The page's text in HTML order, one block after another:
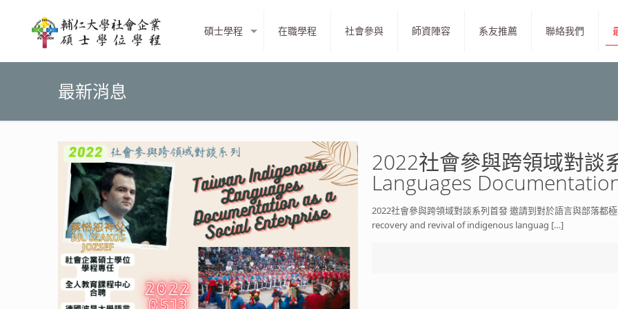
碩士學程 在職學程 社會參與 師資陣容 系友推薦 聯絡我們
最新消息
2022社會參與跨領域對談
Languages
2022社會參與跨領域對談系列首發 邀請到對於語言與部落都
recovery and revival of indigenous languag […]